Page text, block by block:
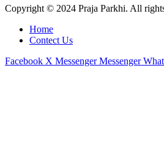
Copyright © 2024 Praja Parkhi. All
Home
Contect Us
Facebook X Messenger Messenger